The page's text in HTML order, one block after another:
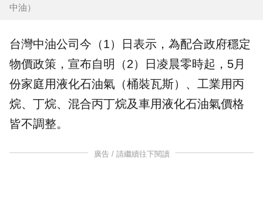
中油）
台灣中油公司今（1）日表示，為配合政府穩定
物價政策，宣布自明（2）日凌晨零時起，5月
份家庭用液化石油氣 （桶裝瓦斯）、工業用丙
烷、丁烷、混合丙丁烷及車用液化石油氣價格
皆不調整。
廣告 / 請繼續往下閱讀